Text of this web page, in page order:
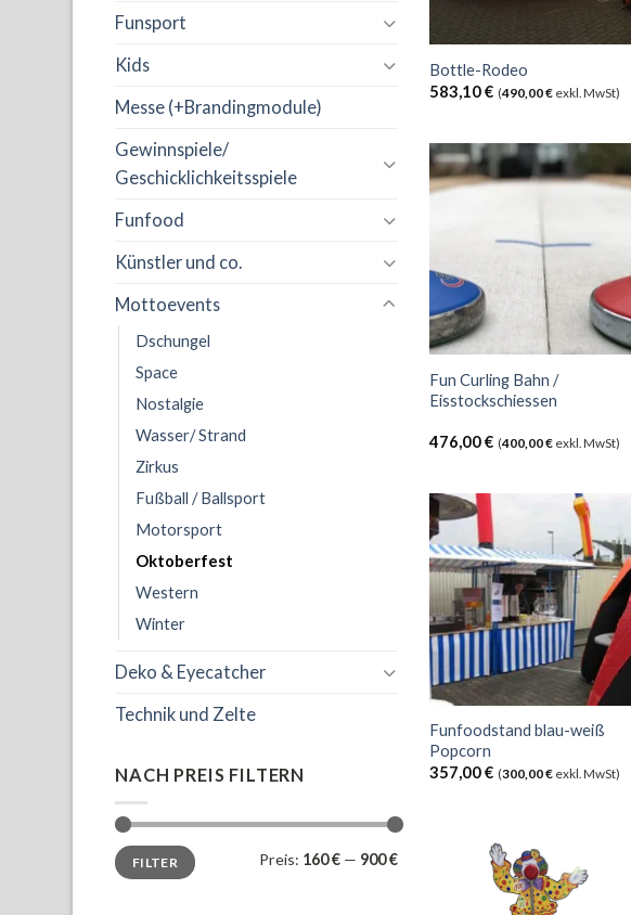
Funsport
Kids
Messe (+Brandingmodule)
Gewinnspiele/
Geschicklichkeitsspiele
Funfood
Künstler und co.
Mottoevents
Dschungel
Space
Nostalgie
Wasser/ Strand
Zirkus
Fußball / Ballsport
Motorsport
Oktoberfest
Western
Winter
Deko & Eyecatcher
Technik und Zelte
NACH PREIS FILTERN
Min.
Preis
Max.
PreisFILTER Preis: 160 €— 900 €
Bottle-Rodeo
583,10€ (490,00€ exkl. MwSt)
Fun Curling Bahn /
Eisstockschiessen
476,00€ (400,00€ exkl. MwSt)
Funfoodstand blau-weiß
Popcorn
357,00€ (300,00€ exkl. MwSt)